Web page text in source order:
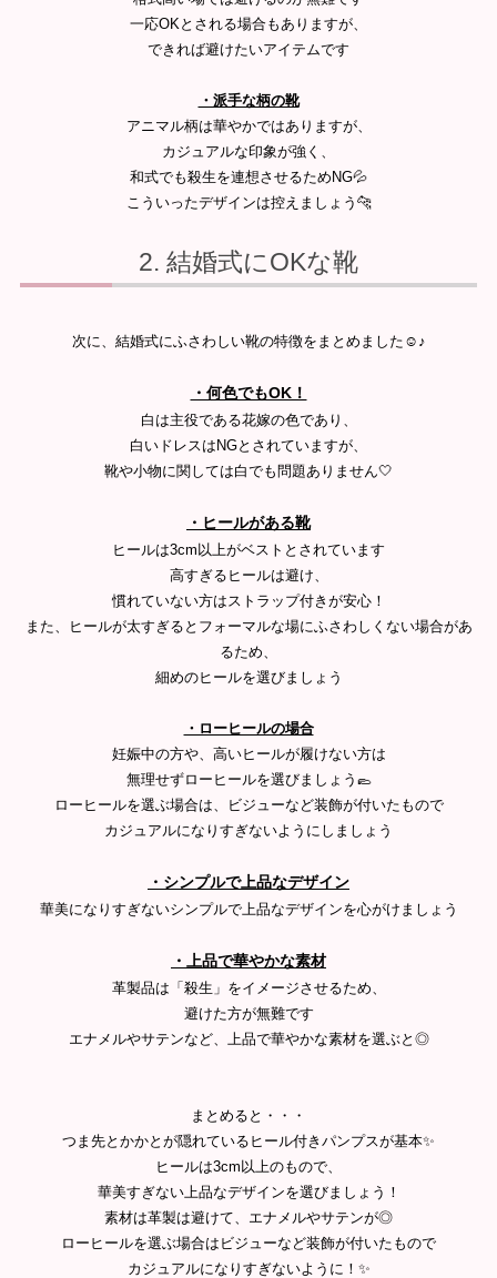
一応OKとされる場合もありますが、
できれば避けたいアイテムです
・派手な柄の靴
アニマル柄は華やかではありますが、
カジュアルな印象が強く、
和式でも殺生を連想させるためNG💦
こういったデザインは控えましょう🐆
結婚式にOKな靴
次に、結婚式にふさわしい靴の特徴をまとめました☺️♪
・何色でもOK！
白は主役である花嫁の色であり、
白いドレスはNGとされていますが、
靴や小物に関しては白でも問題ありません🤍
・ヒールがある靴
ヒールは3cm以上がベストとされています
高すぎるヒールは避け、
慣れていない方はストラップ付きが安心！
また、ヒールが太すぎるとフォーマルな場にふさわしくない場合があ
るため、
細めのヒールを選びましょう
・ローヒールの場合
妊娠中の方や、高いヒールが履けない方は
無理せずローヒールを選びましょう🥿
ローヒールを選ぶ場合は、ビジューなど装飾が付いたもので
カジュアルになりすぎないようにしましょう
・シンプルで上品なデザイン
華美になりすぎないシンプルで上品なデザインを心がけましょう
・上品で華やかな素材
革製品は「殺生」をイメージさせるため、
避けた方が無難です
エナメルやサテンなど、上品で華やかな素材を選ぶと◎
まとめると・・・
つま先とかかとが隠れているヒール付きパンプスが基本✨
ヒールは3cm以上のもので、
華美すぎない上品なデザインを選びましょう！
素材は革製は避けて、エナメルやサテンが◎
ローヒールを選ぶ場合はビジューなど装飾が付いたもので
カジュアルになりすぎないように！✨